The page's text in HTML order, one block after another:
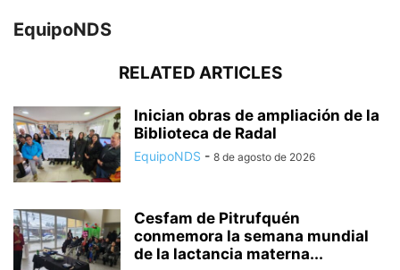
EquipoNDS
RELATED ARTICLES
Inician obras de ampliación de la
Biblioteca de Radal
EquipoNDS - 8 de agosto de 2026
Cesfam de Pitrufquén
conmemora la semana mundial
de la lactancia materna...